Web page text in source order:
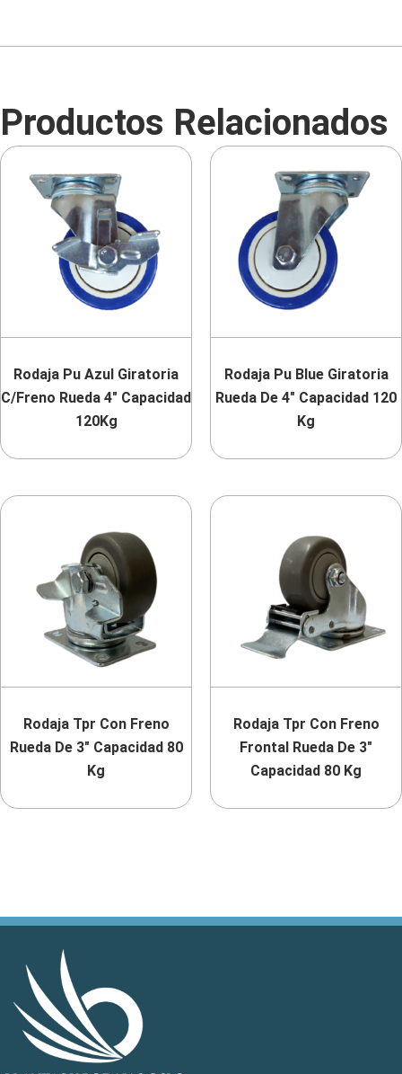
Productos Relacionados
Rodaja Pu Azul Giratoria
C/Freno Rueda 4″ Capacidad
120Kg
Rodaja Pu Blue Giratoria
Rueda De 4″ Capacidad 120
Kg
Rodaja Tpr Con Freno
Rueda De 3″ Capacidad 80
Kg
Rodaja Tpr Con Freno
Frontal Rueda De 3″
Capacidad 80 Kg